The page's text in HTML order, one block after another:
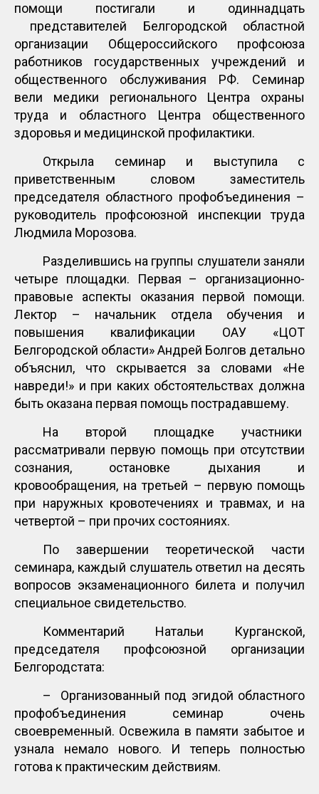
помощи постигали и одиннадцать
представителей Белгородской областной
организации Общероссийского профсоюза
работников государственных учреждений и
общественного обслуживания РФ. Семинар
вели медики регионального Центра охраны
труда и областного Центра общественного
здоровья и медицинской профилактики.
Открыла семинар и выступила с
приветственным словом заместитель
председателя областного профобъединения –
руководитель профсоюзной инспекции труда
Людмила Морозова.
Разделившись на группы слушатели заняли
четыре площадки. Первая – организационно-
правовые аспекты оказания первой помощи.
Лектор – начальник отдела обучения и
повышения квалификации ОАУ «ЦОТ
Белгородской области» Андрей Болгов детально
объяснил, что скрывается за словами «Не
навреди!» и при каких обстоятельствах должна
быть оказана первая помощь пострадавшему.
На второй площадке участники
рассматривали первую помощь при отсутствии
сознания, остановке дыхания и
кровообращения, на третьей – первую помощь
при наружных кровотечениях и травмах, и на
четвертой – при прочих состояниях.
По завершении теоретической части
семинара, каждый слушатель ответил на десять
вопросов экзаменационного билета и получил
специальное свидетельство.
Комментарий Натальи Курганской,
председателя профсоюзной организации
Белгородстата:
– Организованный под эгидой областного
профобъединения семинар очень
своевременный. Освежила в памяти забытое и
узнала немало нового. И теперь полностью
готова к практическим действиям.